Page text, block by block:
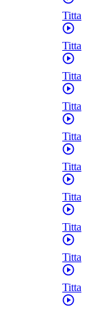
Titta
Titta
Titta
Titta
Titta
Titta
Titta
Titta
Titta
Titta